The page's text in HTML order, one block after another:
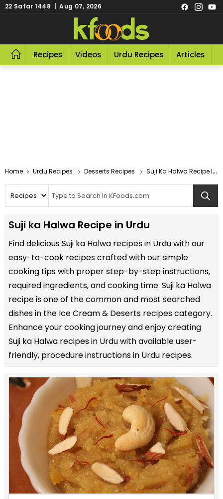
22 Safar 1448 | Aug 07, 2026
Recipes Videos Urdu Recipes Articles
Home Urdu Recipes Desserts Recipes Suji Ka Halwa Recipe In Urdu
Suji ka Halwa Recipe in Urdu
Find delicious Suji ka Halwa recipes in Urdu with our
easy-to-cook recipes crafted with our simple
cooking tips with proper step-by-step instructions,
required ingredients, and cooking time. Suji ka Halwa
recipe is one of the common and most searched
dishes in the Ice Cream & Deserts recipes category.
Enhance your cooking journey and enjoy creating
Suji ka Halwa recipes in Urdu with available user-
friendly, procedure instructions in Urdu recipes.